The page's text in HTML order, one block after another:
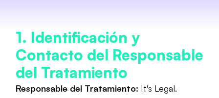
1. Identificación y
Contacto del Responsable
del Tratamiento
Responsable del Tratamiento: It's Legal.